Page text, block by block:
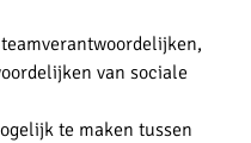
van sociale
te maken tussen